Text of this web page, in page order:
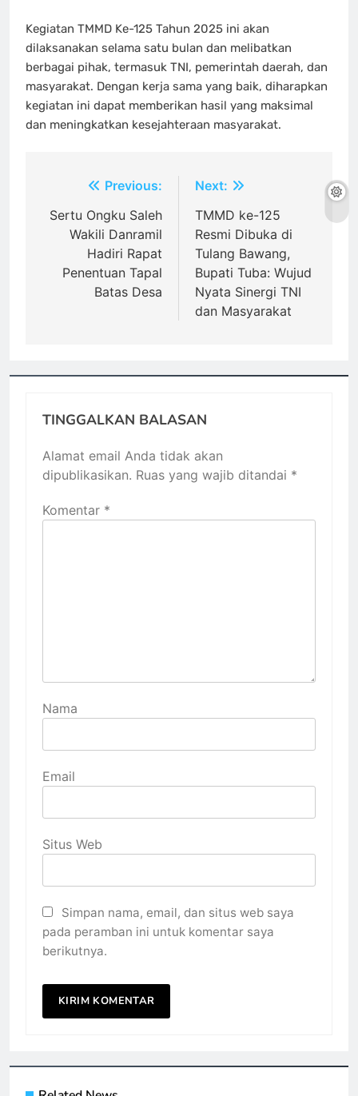
Kegiatan TMMD Ke-125 Tahun 2025 ini akan
dilaksanakan selama satu bulan dan melibatkan
berbagai pihak, termasuk TNI, pemerintah daerah, dan
masyarakat. Dengan kerja sama yang baik, diharapkan
kegiatan ini dapat memberikan hasil yang maksimal
dan meningkatkan kesejahteraan masyarakat.
Navigasi
pos
Previous:
Sertu Ongku Saleh
Wakili Danramil
Hadiri Rapat
Penentuan Tapal
Batas Desa
Next:
TMMD ke-125
Resmi Dibuka di
Tulang Bawang,
Bupati Tuba: Wujud
Nyata Sinergi TNI
dan Masyarakat
TINGGALKAN BALASAN
Alamat email Anda tidak akan
dipublikasikan. Ruas yang wajib ditandai *
Komentar *
Nama
Email
Situs Web
Simpan nama, email, dan situs web saya
pada peramban ini untuk komentar saya
berikutnya.